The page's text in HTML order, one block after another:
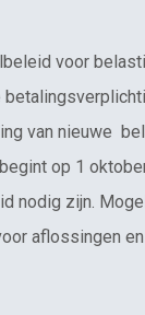
voor
van nieuwe
op 1
nodig zijn.
aflossingen